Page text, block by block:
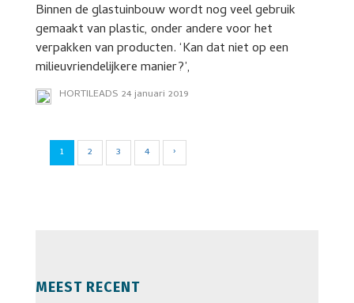
Binnen de glastuinbouw wordt nog veel gebruik
gemaakt van plastic, onder andere voor het
verpakken van producten. ‘Kan dat niet op een
milieuvriendelijkere manier?’,
HORTILEADS 24 januari 2019
1 2 3 4 ›
MEEST RECENT